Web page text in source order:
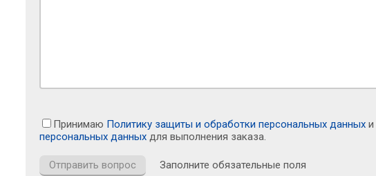
Принимаю Политику защиты и обработки персональных данных и
персональных данных для выполнения заказа.
Заполните обязательные поля